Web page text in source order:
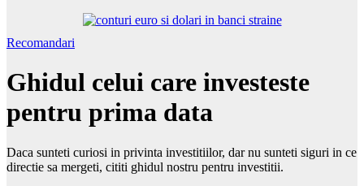
Recomandari
Ghidul celui care investeste
pentru prima data
Daca sunteti curiosi in privinta investitiilor, dar nu sunteti siguri in ce
directie sa mergeti, cititi ghidul nostru pentru investitii.